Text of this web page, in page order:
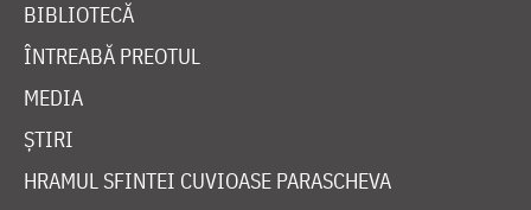
BIBLIOTECĂ
ÎNTREABĂ PREOTUL
MEDIA
ȘTIRI
HRAMUL SFINTEI CUVIOASE PARASCHEVA